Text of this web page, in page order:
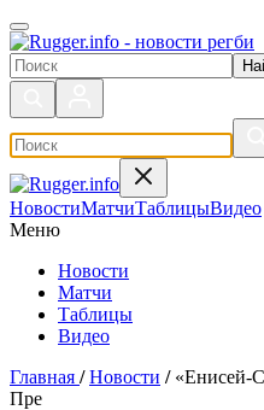
Поиск по сайту
НовостиМатчиТаблицыВидео
Меню
Новости
Матчи
Таблицы
Видео
Главная / Новости / «Енисей-
Пре